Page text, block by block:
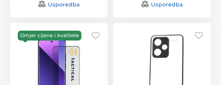
Usporedba Usporedba
Omjer cijene i kvalitete